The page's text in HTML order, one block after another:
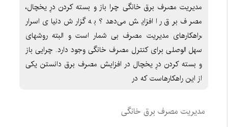
مدیریت مصرف برق خانگی چرا باز و بسته کردن درِ یخچال،
مصرف برق را افزایش می‌دهد؟ به گزارش دنیای اسرار
،راهکارهای مدیریت مصرف بی شمار است و البته روشهای
سهل الوصلی برای کنترل مصرف خانگی وجود دارد. چرایی باز
و بسته کردن درِ یخچال در افزایش مصرف برق دانستن یکی
از این راهکارهاست که در
مدیریت مصرف برق خانگی